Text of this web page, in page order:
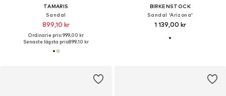
TAMARIS
Sandal
899,10 kr
Ordinarie pris: 999,00 kr
Senaste lägsta pris:899,10 kr
BIRKENSTOCK
Sandal 'Arizona'
1 139,00 kr